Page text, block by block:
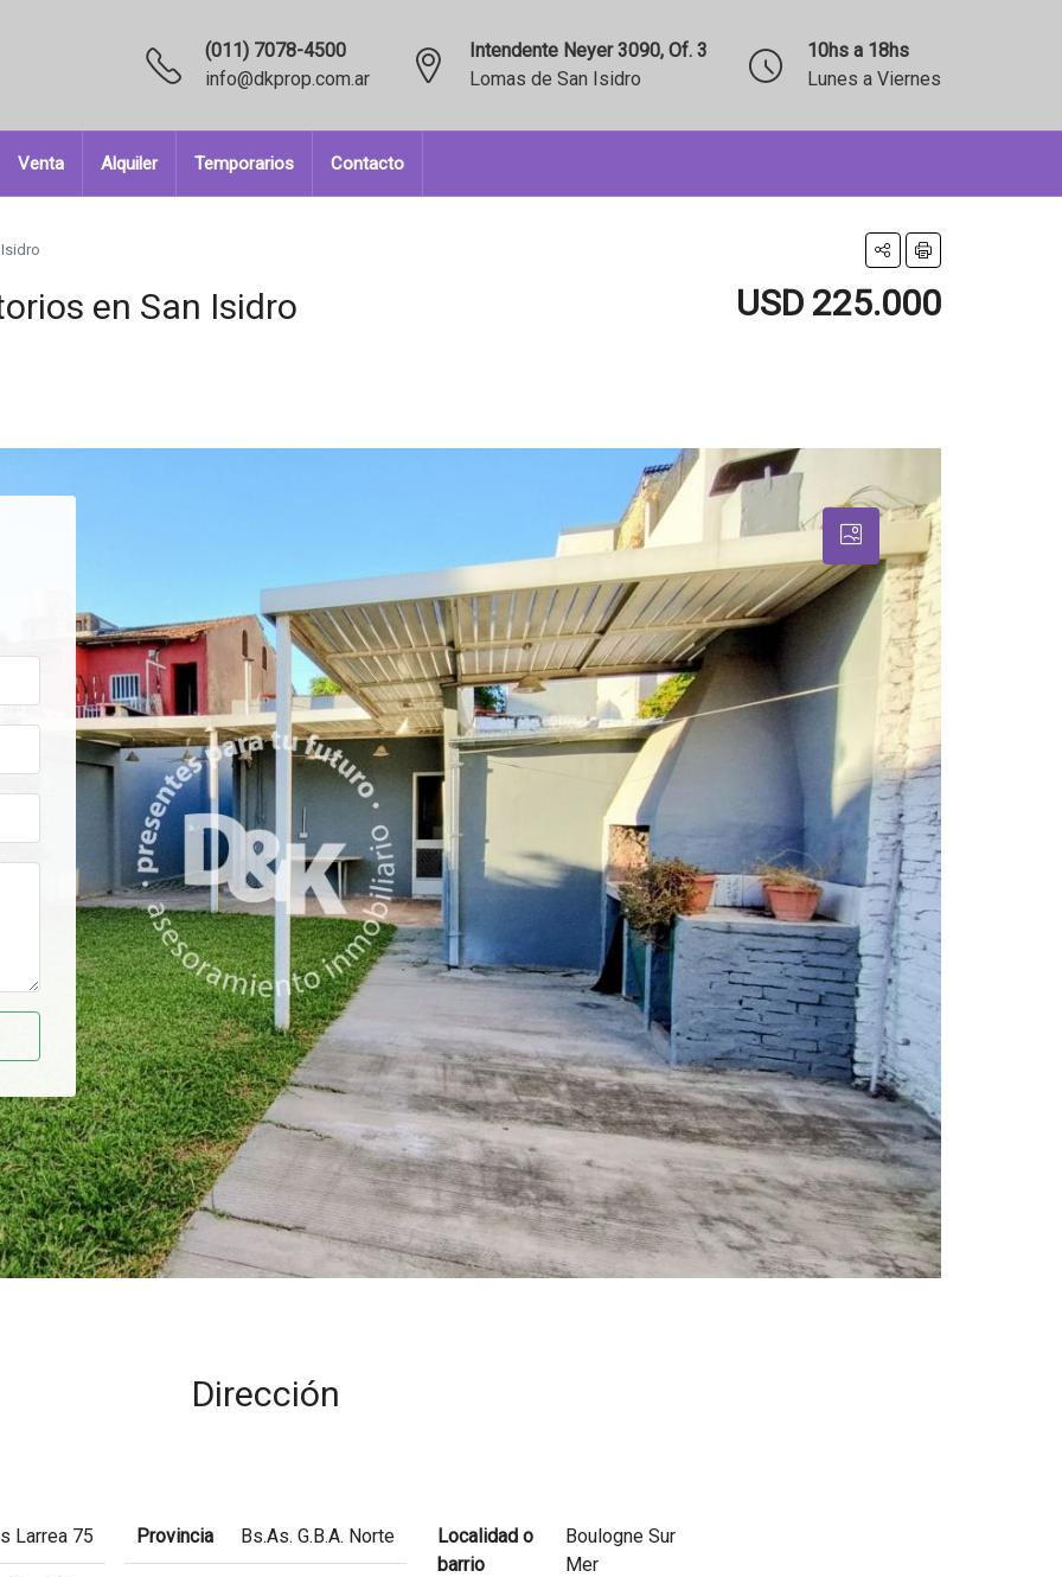
(011) 7078-4500
info@dkprop.com.ar
Intendente Neyer 3090, Of. 3
Lomas de San Isidro
10hs a 18hs
Lunes a Viernes
Venta Alquiler Temporarios Contacto
en San Isidro USD 225.000
Dirección
Larrea 75 Provincia Bs.As. G.B.A. Norte
Localidad o
barrio
Boulogne Sur
Mer